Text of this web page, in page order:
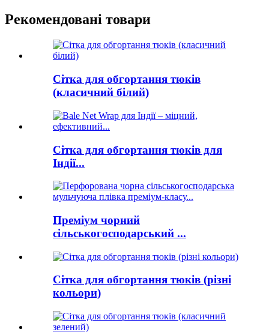
Рекомендовані товари
Сітка для обгортання тюків
(класичний білий)
Сітка для обгортання тюків для
Індії...
Преміум чорний
сільськогосподарський ...
Сітка для обгортання тюків (різні
кольори)